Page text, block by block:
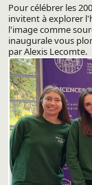
Pour célébrer les
invitent à explorer
l'image comme
inaugurale vous
par Alexis Lecomte.